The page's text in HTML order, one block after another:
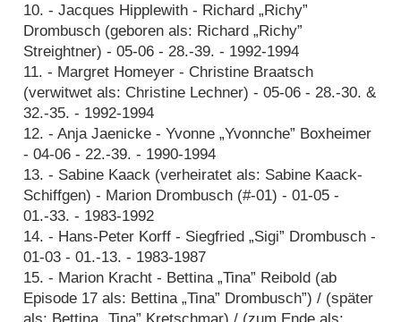
10. - Jacques Hipplewith - Richard „Richy”
Drombusch (geboren als: Richard „Richy”
Streightner) - 05-06 - 28.-39. - 1992-1994
11. - Margret Homeyer - Christine Braatsch
(verwitwet als: Christine Lechner) - 05-06 - 28.-30. &
32.-35. - 1992-1994
12. - Anja Jaenicke - Yvonne „Yvonnche” Boxheimer
- 04-06 - 22.-39. - 1990-1994
13. - Sabine Kaack (verheiratet als: Sabine Kaack-
Schiffgen) - Marion Drombusch (#-01) - 01-05 -
01.-33. - 1983-1992
14. - Hans-Peter Korff - Siegfried „Sigi” Drombusch -
01-03 - 01.-13. - 1983-1987
15. - Marion Kracht - Bettina „Tina” Reibold (ab
Episode 17 als: Bettina „Tina” Drombusch”) / (später